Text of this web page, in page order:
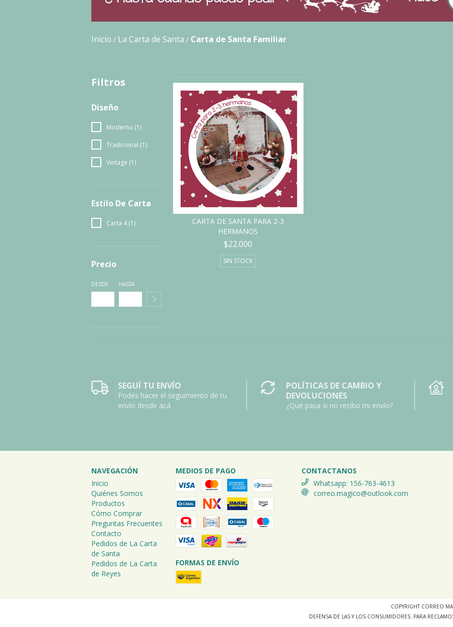
Inicio / La Carta de Santa / Carta de Santa Familiar
Filtros
Diseño
Moderno (1)
Tradicional (1)
Vintage (1)
Estilo De Carta
Carta 4 (1)
Precio
DESDE HASTA
CARTA DE SANTA PARA 2-3
HERMANOS
$22.000
SIN STOCK
SEGUÍ TU ENVÍO
Podés hacer el seguimiento de tu
envío desde acá
POLÍTICAS DE CAMBIO Y
DEVOLUCIONES
¿Qué pasa si no recibo mi envío?
NAVEGACIÓN
Inicio
Quiénes Somos
Productos
Cómo Comprar
Preguntas Frecuentes
Contacto
Pedidos de La Carta
de Santa
Pedidos de La Carta
de Reyes
MEDIOS DE PAGO
FORMAS DE ENVÍO
CONTACTANOS
Whatsapp: 156-763-4613
correo.magico@outlook.com
COPYRIGHT CORREO
DEFENSA DE LAS Y LOS CONSUMIDORES. PARA